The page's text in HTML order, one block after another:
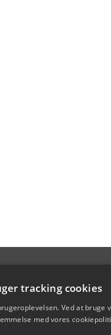
tracking cookies
Ved at bruge
med vores